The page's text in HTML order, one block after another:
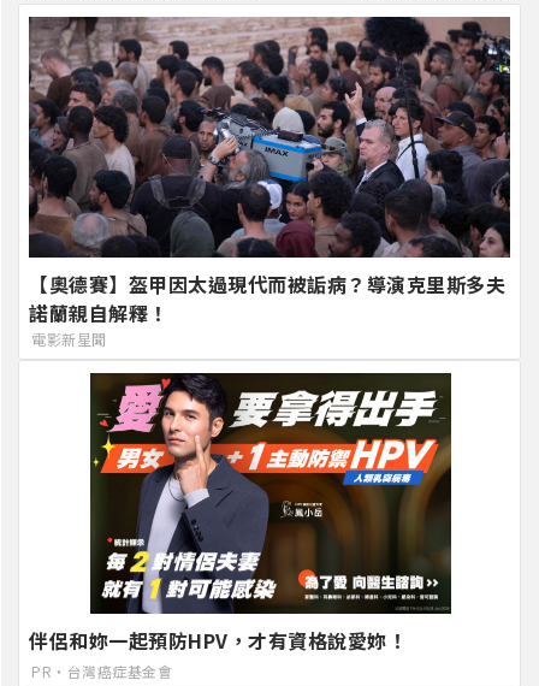
【奧德賽】盔甲因太過現代而被詬病？導演克里斯多夫
諾蘭親自解釋！
電影新星聞
伴侶和妳一起預防HPV，才有資格說愛妳！
PR・台灣癌症基金會